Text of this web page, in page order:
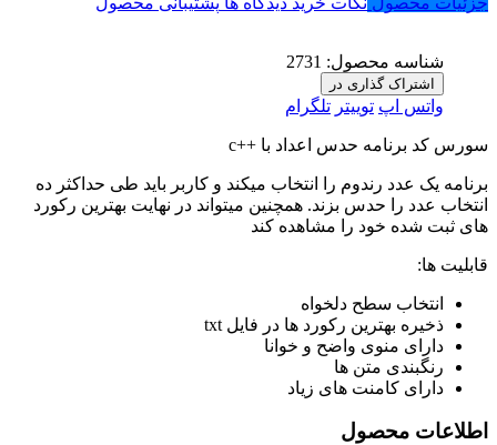
شناسه محصول: 2731
اشتراک گذاری در
واتس اپ توییتر تلگرام
سورس کد برنامه حدس اعداد با ++c
برنامه یک عدد رندوم را انتخاب میکند و کاربر باید طی حداکثر ده
انتخاب عدد را حدس بزند. همچنین میتواند در نهایت بهترین رکورد
های ثبت شده خود را مشاهده کند
قابلیت ها:
انتخاب سطح دلخواه
ذخیره بهترین رکورد ها در فایل txt
دارای منوی واضح و خوانا
رنگبندی متن ها
دارای کامنت های زیاد
اطلاعات محصول